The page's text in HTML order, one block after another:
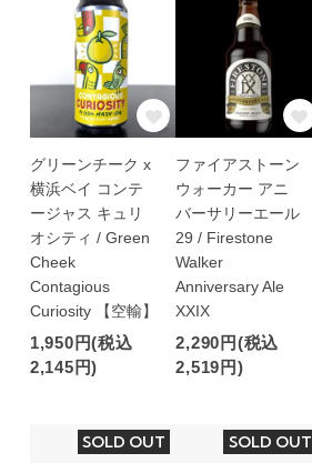
グリーンチーク x
横浜ベイ コンテ
ージャス キュリ
オシティ / Green
Cheek
Contagious
Curiosity 【空輸】
1,950円(税込
2,145円)
ファイアストーン
ウォーカー アニ
バーサリーエール
29 / Firestone
Walker
Anniversary Ale
XXIX
2,290円(税込
2,519円)
SOLD OUT SOLD OUT